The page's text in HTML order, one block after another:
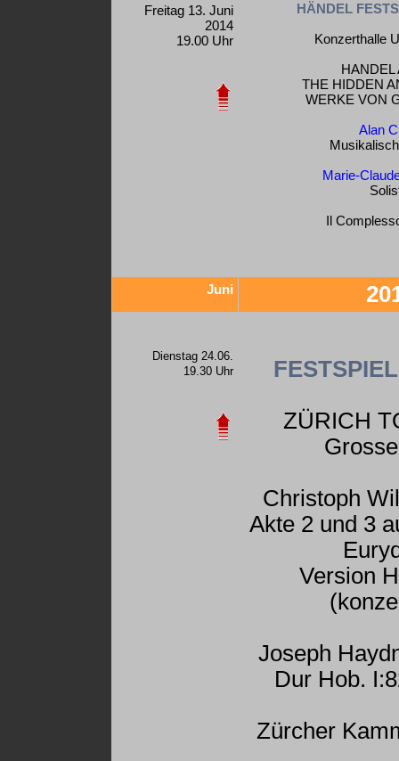
Freitag 13. Juni
2014
19.00 Uhr
HÄNDEL
Konzerthalle
HANDEL
THE HIDDEN
WERKE VON
Alan
Marie-
Il
Juni
Dienstag 24.06.
19.30 Uhr
ZÜRICH
Christoph
Akte 2 und 3
Version
Joseph
Dur Hob.
Zürcher